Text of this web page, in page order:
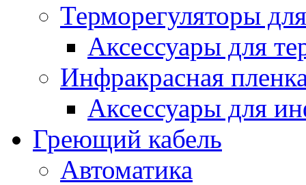
Терморегуляторы
Аксессуары для
Инфракрасная
Аксессуары для
Греющий кабель
Автоматика